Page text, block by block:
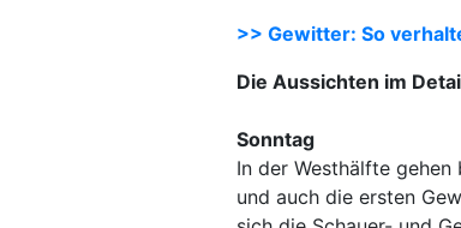
>> Gewitter: So
Die Aussichten im
Sonntag
In der Westhälfte
und auch die ersten